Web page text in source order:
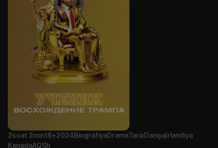
2soat 2min18+2024 BiografiyaDramaTarixDaniya Irlandiya
KanadaAQSh